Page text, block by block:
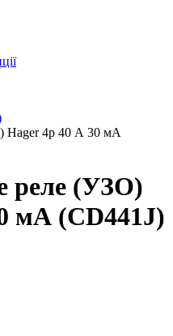
Hager 4p 40 А 30 мА
реле (УЗО)
мА (CD441J)